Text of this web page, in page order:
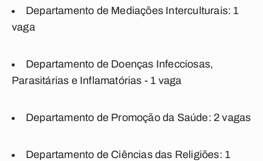
Departamento de Mediações Interculturais: 1
vaga
Departamento de Doenças Infecciosas,
Parasitárias e Inflamatórias - 1 vaga
Departamento de Promoção da Saúde: 2 vagas
Departamento de Ciências das Religiões: 1